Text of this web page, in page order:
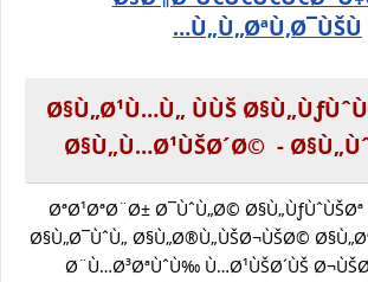
Ù„Ù„ØªÙ‚Ø¯ÙŠÙ…
Ø§Ù„Ø¹Ù…Ù„ ÙÙŠ
Ø§Ù„Ù…Ø¹ÙŠØ´Ø© -
ØªØ¹ØªØ¨Ø± Ø¯ÙˆÙ„Ø©
Ø§Ù„Ø¯ÙˆÙ„ Ø§Ù„Ø®Ù„ÙŠØ¬ÙŠØ©
Ø¨Ù…Ø³ØªÙˆÙ‰ Ù…Ø¹ÙŠØ´ÙŠ